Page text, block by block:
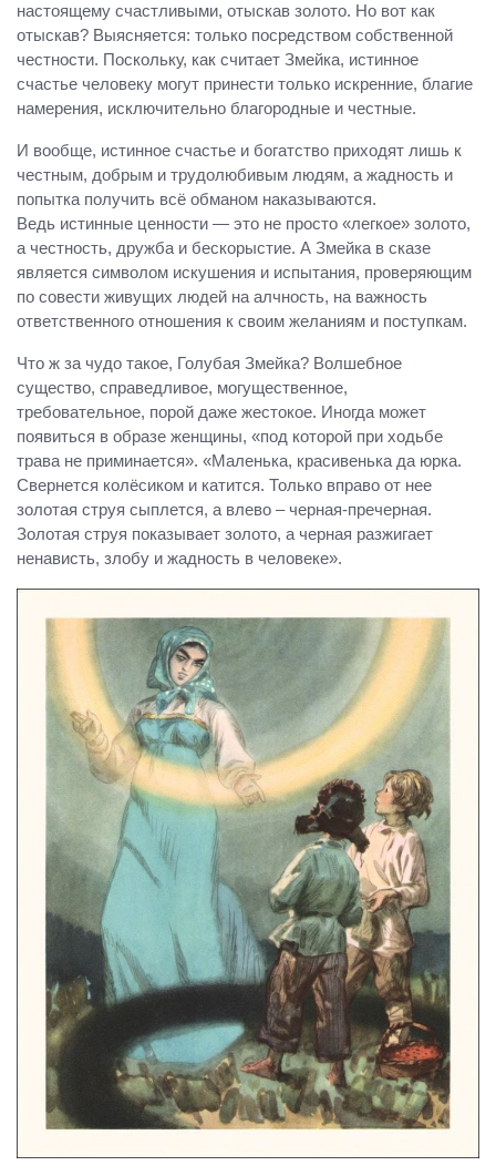
настоящему счастливыми, отыскав золото. Но вот как
отыскав? Выясняется: только посредством собственной
честности. Поскольку, как считает Змейка, истинное
счастье человеку могут принести только искренние, благие
намерения, исключительно благородные и честные.
И вообще, истинное счастье и богатство приходят лишь к
честным, добрым и трудолюбивым людям, а жадность и
попытка получить всё обманом наказываются.
Ведь истинные ценности — это не просто «легкое» золото,
а честность, дружба и бескорыстие. А Змейка в сказе
является символом искушения и испытания, проверяющим
по совести живущих людей на алчность, на важность
ответственного отношения к своим желаниям и поступкам.
Что ж за чудо такое, Голубая Змейка? Волшебное
существо, справедливое, могущественное,
требовательное, порой даже жестокое. Иногда может
появиться в образе женщины, «под которой при ходьбе
трава не приминается». «Маленька, красивенька да юрка.
Свернется колёсиком и катится. Только вправо от нее
золотая струя сыплется, а влево – черная-пречерная.
Золотая струя показывает золото, а черная разжигает
ненависть, злобу и жадность в человеке».